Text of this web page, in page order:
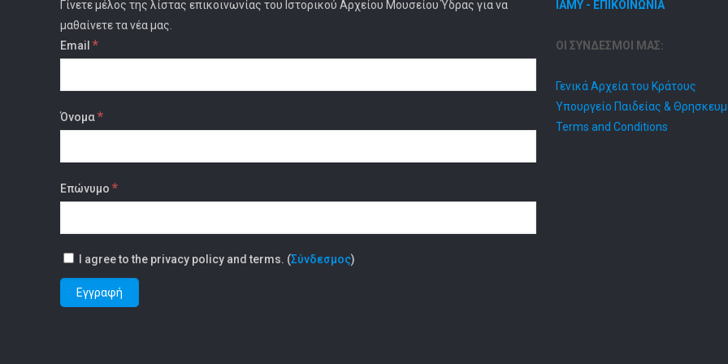
Γίνετε μέλος της λίστας επικοινωνίας του Ιστορικού Αρχείου Μουσείου Ύδρας για να
μαθαίνετε τα νέα μας.
Email *
Όνομα*
Επώνυμο *
I agree to the privacy policy and terms. (Σύνδεσμος)
ΙΑΜΥ - ΕΠΙΚΟΙΝΩΝΙΑ
ΟΙ ΣΥΝΔΕΣΜΟΙ ΜΑΣ:
Γενικά Αρχεία του Κράτους
Υπουργείο Παιδείας &
Terms and Conditions